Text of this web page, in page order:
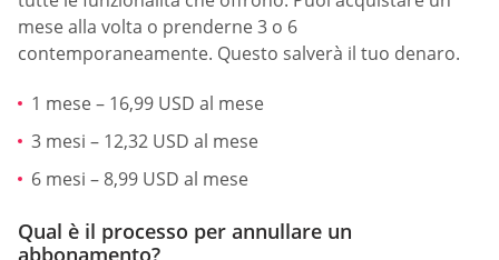
mese alla volta o prenderne 3 o 6
contemporaneamente. Questo salverà il tuo denaro.
1 mese – 16,99 USD al mese
3 mesi – 12,32 USD al mese
6 mesi – 8,99 USD al mese
Qual è il processo per annullare un
abbonamento?